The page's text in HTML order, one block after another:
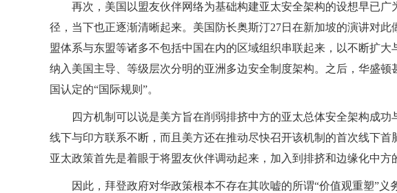
再次，美国以盟友伙伴网络为基础构建亚太安全架构的设想早已
径，当下也正逐渐清晰起来。美国防长奥斯汀27日在新加坡的演讲对
盟体系与东盟等诸多不包括中国在内的区域组织串联起来，以不断扩
纳入美国主导、等级层次分明的亚洲多边安全制度架构。之后，华盛
国认定的“国际规则”。
四方机制可以说是美方旨在削弱排挤中方的亚太总体安全架构成
线下与印方联系不断，而且美方还在推动尽快召开该机制的首次线下
亚太政策首先是着眼于将盟友伙伴调动起来，加入到排挤和边缘化中方
因此，拜登政府对华政策根本不存在其吹嘘的所谓“价值观重塑”